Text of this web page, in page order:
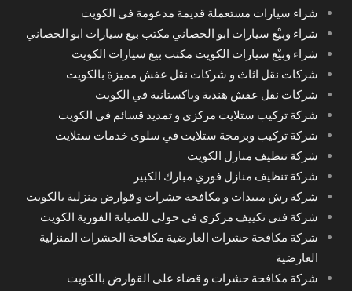
شراء سيارات مستعملة قديمة مدعومة في الكويت
شراء وبيْع سيارات ابو الحصاني مكتب بيع سيارات ابو الحصاني
شراء وبيْع سيارات الكويت مكتب بيع سيارات الكويت
شركات نقل اثاث و شركات نقل عفش مميزة بالكويت
شركات نقل عفش هندية وباكستانية في الكويت
شركة تركيب ستلايت مركزي و تمديد قسائم في الكويت
شركة تركيب وبرمجة ستلايت في سلوى خدمات ستلايت
شركة تنظيف منازل الكويت
شركة تنظيف منازل فوري مبارك الكبير
شركة رش مبيدات و مكافحة حشرات و قوارض منزلية بالكويت
شركة فني تكييف مركزي في حولي للصيانة الفورية الكويت
شركة مكافحة حشرات العارضية مكافحة الحشرات المنزلية
العارضية
شركة مكافحة حشرات و قضاء على القوارض بالكويت